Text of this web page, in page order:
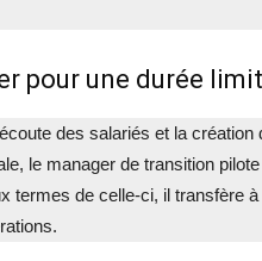
pour une durée
des salariés et la création
le manager de transition
termes de celle-ci, il transfère